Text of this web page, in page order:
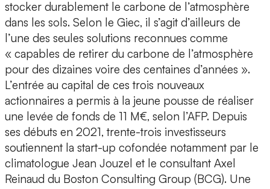
stocker durablement le carbone de l’atmosphère
dans les sols. Selon le Giec, il s’agit d’ailleurs de
l’une des seules solutions reconnues comme
« capables de retirer du carbone de l’atmosphère
pour des dizaines voire des centaines d’années ».
L’entrée au capital de ces trois nouveaux
actionnaires a permis à la jeune pousse de réaliser
une levée de fonds de 11 M€, selon l’AFP. Depuis
ses débuts en 2021, trente-trois investisseurs
soutiennent la start-up cofondée notamment par le
climatologue Jean Jouzel et le consultant Axel
Reinaud du Boston Consulting Group (BCG). Une